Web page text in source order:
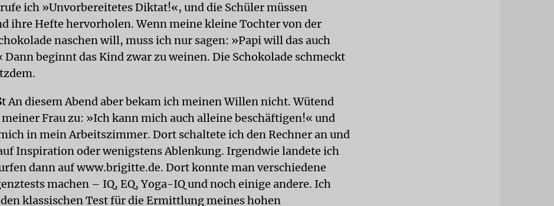
ich »Unvorbereitetes Diktat!«, und die Schüler müssen
ihre Hefte hervorholen. Wenn meine kleine Tochter von der
naschen will, muss ich nur sagen: »Papi will das auch
Dann beginnt das Kind zwar zu weinen. Die Schokolade schmeckt
t An diesem Abend aber bekam ich meinen Willen nicht. Wütend
Frau zu: »Ich kann mich auch alleine beschäftigen!« und
in mein Arbeitszimmer. Dort schaltete ich den Rechner an und
Inspiration oder wenigstens Ablenkung. Irgendwie landete ich
dann auf www.brigitte.de. Dort konnte man verschiedene
machen – IQ, EQ, Yoga-IQ und noch einige andere. Ich
klassischen Test für die Ermittlung meines hohen